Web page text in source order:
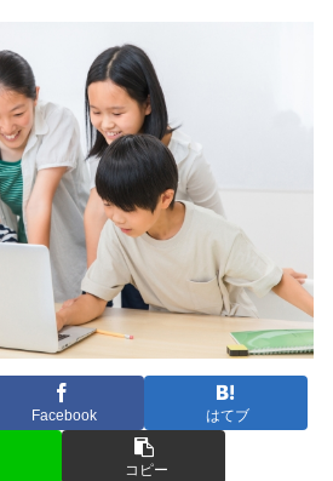
Facebook はてブ
コピー